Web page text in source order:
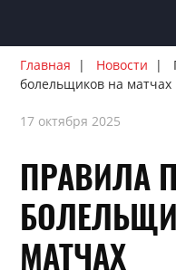
Главная Новости
болельщиков на матчах
17 октября 2025
ПРАВИЛА
МАТЧАХ